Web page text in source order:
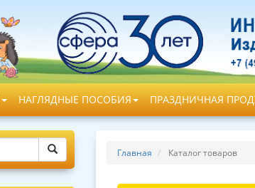
НАГЛЯДНЫЕ ПОСОБИЯ ПРАЗДНИЧНАЯ
Главная Каталог товаров